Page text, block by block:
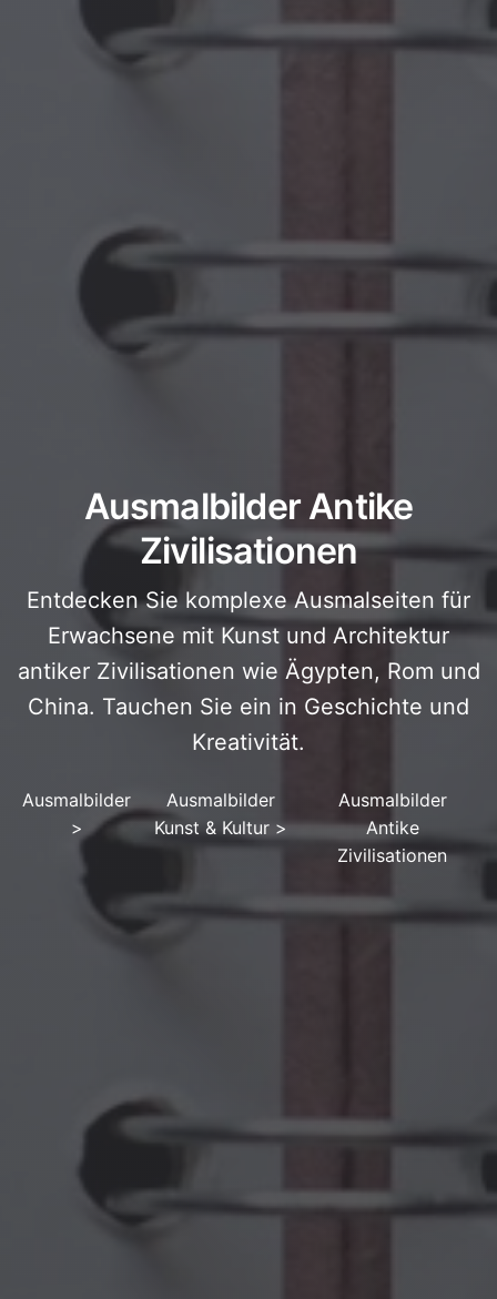
Ausmalbilder Antike
Zivilisationen
Entdecken Sie komplexe Ausmalseiten für
Erwachsene mit Kunst und Architektur
antiker Zivilisationen wie Ägypten, Rom und
China. Tauchen Sie ein in Geschichte und
Kreativität.
Ausmalbilder
>
Ausmalbilder
Kunst & Kultur >
Ausmalbilder
Antike
Zivilisationen